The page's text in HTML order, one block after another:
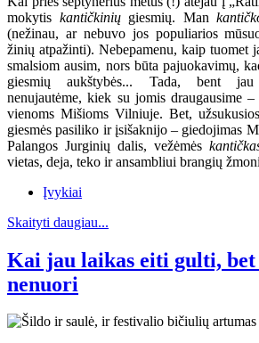
mokytis kantičkiniųgiesmių. Man
(nežinau, ar nebuvo jos populiarios
žinių atpažinti). Nebepamenu, kaip tuomet
smalsiom ausim, nors būta pajuokavimų,
giesmių aukštybės... Tada, bent jau
nenujautėme, kiek su jomis draugausime
vienoms Mišioms Vilniuje. Bet,
giesmės pasiliko ir įsišaknijo – giedojimas
Palangos Jurginių dalis, vežėmės
vietas, deja, teko ir ansambliui brangių
Įvykiai
Skaityti daugiau...
Kai jau laikas eiti gulti, bet
nenuori